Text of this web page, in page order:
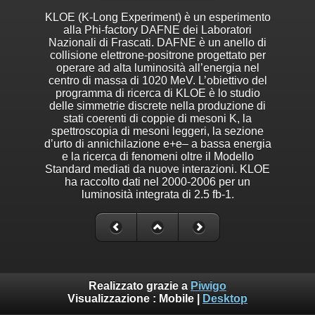
KLOE (K-Long Experiment) è un esperimento
alla Phi-factory DAFNE dei Laboratori
Nazionali di Frascati. DAFNE è un anello di
collisione elettrone-positrone progettato per
operare ad alta luminosità all’energia nel
centro di massa di 1020 MeV. L’obiettivo del
programma di ricerca di KLOE è lo studio
delle simmetrie discrete nella produzione di
stati coerenti di coppie di mesoni K, la
spettroscopia di mesoni leggeri, la sezione
d’urto di annichilazione e+e– a bassa energia
e la ricerca di fenomeni oltre il Modello
Standard mediati da nuove interazioni. KLOE
ha raccolto dati nel 2000-2006 per un
luminosità integrata di 2.5 fb-1.
Realizzato grazie a Piwigo
Visualizzazione : Mobile Desktop